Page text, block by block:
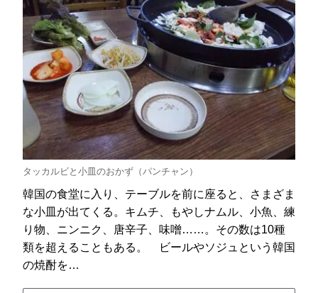
タッカルビと小皿のおかず（パンチャン）
韓国の食堂に入り、テーブルを前に座ると、さまざま
な小皿が出てくる。キムチ、もやしナムル、小魚、練
り物、ニンニク、唐辛子、味噌……。その数は10種
類を超えることもある。 ビールやソジュという韓国
の焼酎を…